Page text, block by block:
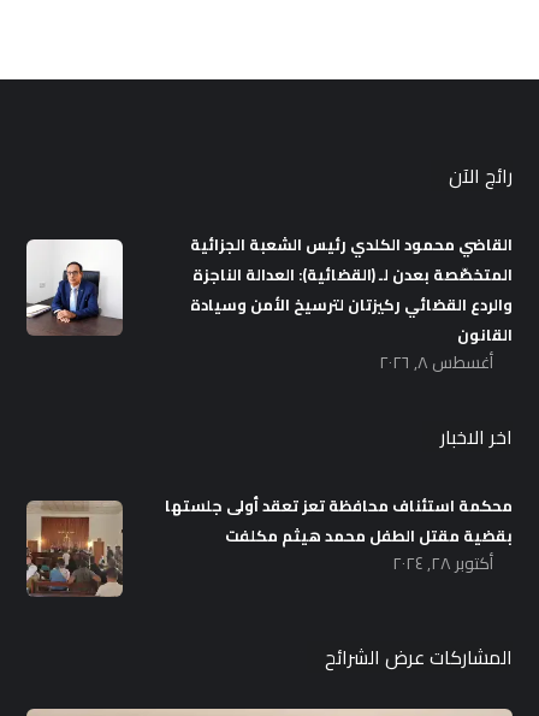
رائج الآن
القاضي محمود الكلدي رئيس الشعبة الجزائية
المتخصّصة بعدن لـ (القضائية): العدالة الناجزة
والردع القضائي ركيزتان لترسيخ الأمن وسيادة
القانون
أغسطس ٨, ٢٠٢٦
اخر الاخبار
محكمة استئناف محافظة تعز تعقد أولى جلستها
بقضية مقتل الطفل محمد هيثم مكلفت
أكتوبر ٢٨, ٢٠٢٤
المشاركات عرض الشرائح